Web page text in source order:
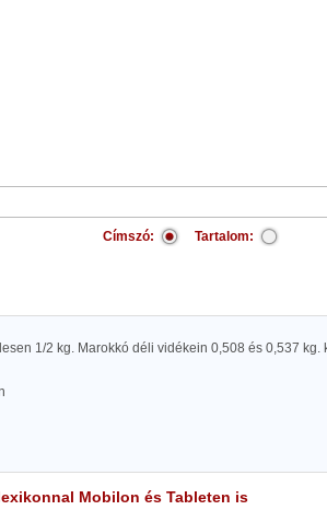
Címszó: Tartalom:
1/2 kg. Marokkó déli vidékein 0,508 és 0,537 kg.
Mobilon és Tableten is